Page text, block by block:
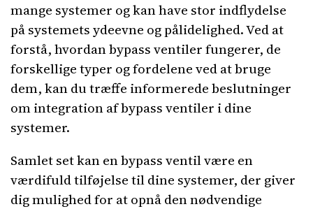
mange systemer og kan have stor indflydelse
på systemets ydeevne og pålidelighed. Ved at
forstå, hvordan bypass ventiler fungerer, de
forskellige typer og fordelene ved at bruge
dem, kan du træffe informerede beslutninger
om integration af bypass ventiler i dine
systemer.
Samlet set kan en bypass ventil være en
værdifuld tilføjelse til dine systemer, der giver
dig mulighed for at opnå den nødvendige